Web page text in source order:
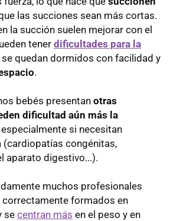
las succiones sean más cortas.
la succión suelen mejorar con el
tener dificultades para la
se quedan dormidos con facilidad y
.
bebés presentan otras
dificultad aún más la
especialmente si necesitan
(cardiopatías congénitas,
aparato digestivo...).
muchos profesionales
formados en
secentran más en el peso y en